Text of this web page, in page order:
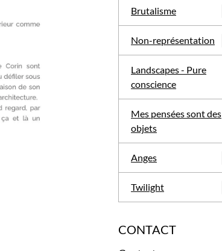
Brutalisme
Non-représentation
Landscapes - Pure
conscience
Mes pensées sont des
objets
Anges
Twilight
CONTACT